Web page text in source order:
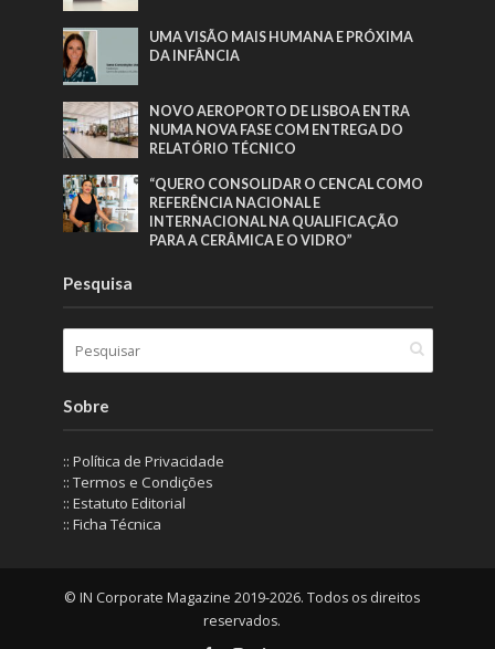
UMA VISÃO MAIS HUMANA E PRÓXIMA
DA INFÂNCIA
NOVO AEROPORTO DE LISBOA ENTRA
NUMA NOVA FASE COM ENTREGA DO
RELATÓRIO TÉCNICO
“QUERO CONSOLIDAR O CENCAL COMO
REFERÊNCIA NACIONAL E
INTERNACIONAL NA QUALIFICAÇÃO
PARA A CERÂMICA E O VIDRO”
Pesquisa
Sobre
:: Política de Privacidade
:: Termos e Condições
:: Estatuto Editorial
:: Ficha Técnica
© IN Corporate Magazine 2019-2026. Todos os direitos
reservados.